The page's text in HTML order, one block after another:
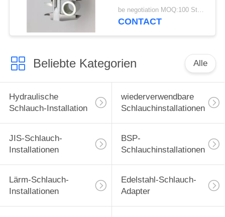
BSP Standard der
hydraulischen
be negotiation MOQ:100 Stücke
CONTACT
Beliebte Kategorien Alle
Hydraulische
Schlauch-Installation
wiederverwendbare
Schlauchinstallationen
JIS-Schlauch-
Installationen
BSP-
Schlauchinstallationen
Lärm-Schlauch-
Installationen
Edelstahl-Schlauch-
Adapter